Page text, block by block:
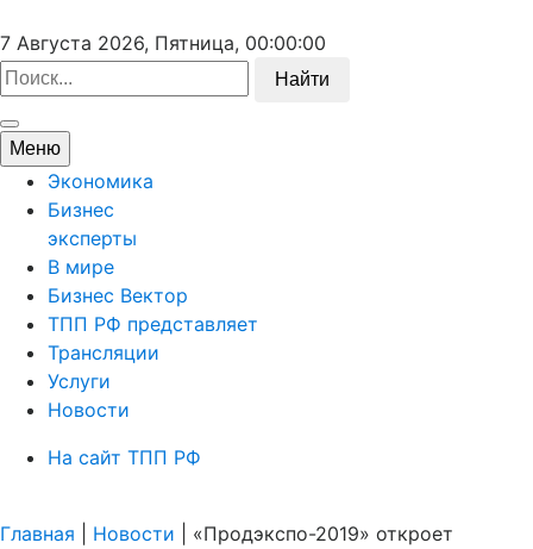
7 Августа 2026, Пятница, 00:00:00
Найти
Меню
Экономика
Бизнес
эксперты
В мире
Бизнес Вектор
ТПП РФ представляет
Трансляции
Услуги
Новости
На сайт ТПП РФ
Главная Новости
«Продэкспо-2019» откроет